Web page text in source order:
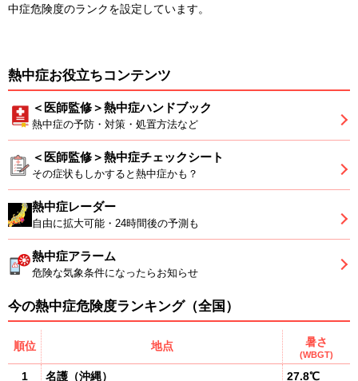
中症危険度のランクを設定しています。
熱中症お役立ちコンテンツ
＜医師監修＞熱中症ハンドブック
熱中症の予防・対策・処置方法など
＜医師監修＞熱中症チェックシート
その症状もしかすると熱中症かも？
熱中症レーダー
自由に拡大可能・24時間後の予測も
熱中症アラーム
危険な気象条件になったらお知らせ
今の熱中症危険度ランキング（全国）
順位 地点 暑さ
(WBGT)
1 名護 （沖縄） 27.8℃